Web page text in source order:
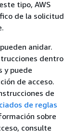
tipo, AWS
de la solicitud
anidar.
dentro
y puede
de acceso.
de
de reglas
sobre
consulte